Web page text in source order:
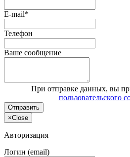
E-mail*
Телефон
Ваше сообщение
При отправке данных, вы
пользовательского
Отправить
×Close
Авторизация
Логин (email)